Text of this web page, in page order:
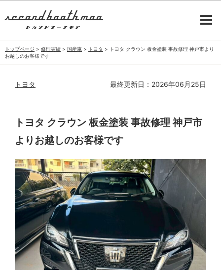
トップページ > 修理実績 > 国産車 > トヨタ > トヨタ クラウン 板金塗装 事故修理 神戸市より
お越しのお客様です
トヨタ 最終更新日：2026年06月25日
トヨタ クラウン 板金塗装 事故修理 神戸市
よりお越しのお客様です